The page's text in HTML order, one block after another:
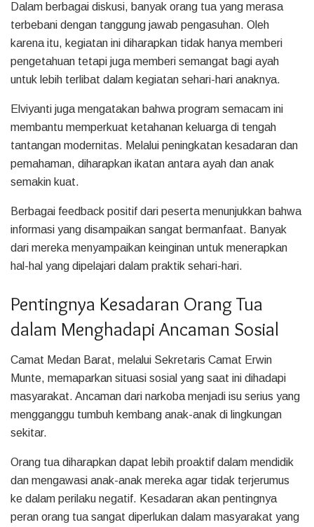
Dalam berbagai diskusi, banyak orang tua yang merasa
terbebani dengan tanggung jawab pengasuhan. Oleh
karena itu, kegiatan ini diharapkan tidak hanya memberi
pengetahuan tetapi juga memberi semangat bagi ayah
untuk lebih terlibat dalam kegiatan sehari-hari anaknya.
Elviyanti juga mengatakan bahwa program semacam ini
membantu memperkuat ketahanan keluarga di tengah
tantangan modernitas. Melalui peningkatan kesadaran dan
pemahaman, diharapkan ikatan antara ayah dan anak
semakin kuat.
Berbagai feedback positif dari peserta menunjukkan bahwa
informasi yang disampaikan sangat bermanfaat. Banyak
dari mereka menyampaikan keinginan untuk menerapkan
hal-hal yang dipelajari dalam praktik sehari-hari.
Pentingnya Kesadaran Orang Tua
dalam Menghadapi Ancaman Sosial
Camat Medan Barat, melalui Sekretaris Camat Erwin
Munte, memaparkan situasi sosial yang saat ini dihadapi
masyarakat. Ancaman dari narkoba menjadi isu serius yang
mengganggu tumbuh kembang anak-anak di lingkungan
sekitar.
Orang tua diharapkan dapat lebih proaktif dalam mendidik
dan mengawasi anak-anak mereka agar tidak terjerumus
ke dalam perilaku negatif. Kesadaran akan pentingnya
peran orang tua sangat diperlukan dalam masyarakat yang